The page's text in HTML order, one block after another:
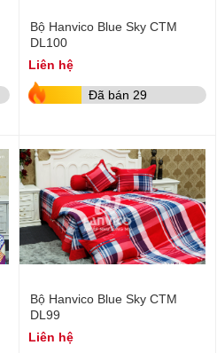
Bộ Hanvico Blue Sky CTM
DL100
Liên hệ
Đã bán 29
Bộ Hanvico Blue Sky CTM
DL99
Liên hệ